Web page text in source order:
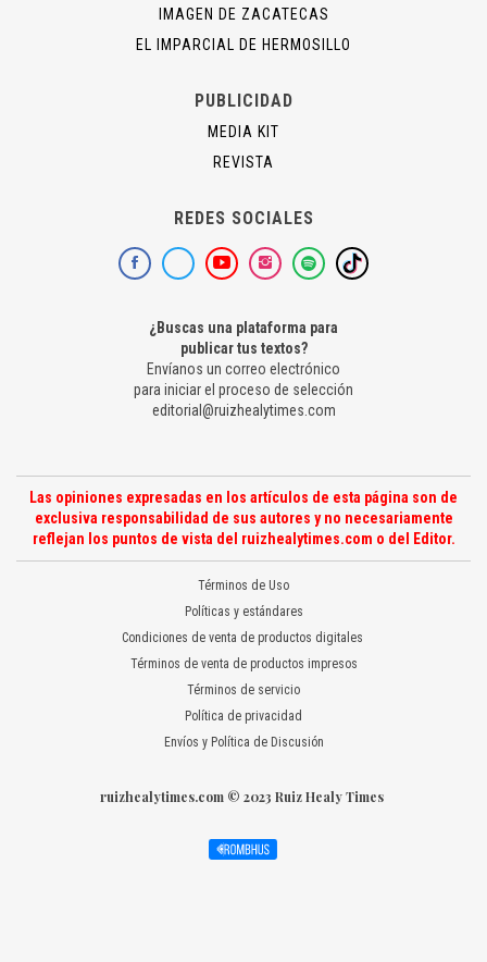
IMAGEN DE ZACATECAS
EL IMPARCIAL DE HERMOSILLO
PUBLICIDAD
MEDIA KIT
REVISTA
REDES SOCIALES
¿Buscas una plataforma para
publicar tus textos?
Envíanos un correo electrónico
para iniciar el proceso de selección
editorial@ruizhealytimes.com
Las opiniones expresadas en los artículos de esta página son de
exclusiva responsabilidad de sus autores y no necesariamente
reflejan los puntos de vista del ruizhealytimes.com o del Editor.
Términos de Uso
Políticas y estándares
Condiciones de venta de productos digitales
Términos de venta de productos impresos
Términos de servicio
Política de privacidad
Envíos y Política de Discusión
ruizhealytimes.com © 2023 Ruiz Healy Times